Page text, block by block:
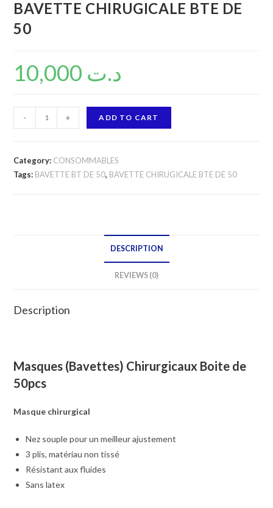
BAVETTE CHIRUGICALE BTE DE
50
د.ت
BAVETTE
CHIRUGICALE
DE
50
- + ADD TO CART
Category: CONSOMMABLES
Tags: BAVETTE BT DE 50, BAVETTE CHIRUGICALE BTE DE 50
DESCRIPTION
REVIEWS (0)
Description
Masques (Bavettes) Chirurgicaux Boite de
50pcs
Masque chirurgical
Nez souple pour un meilleur ajustement
3 plis, matériau non tissé
Résistant aux fluides
Sans latex